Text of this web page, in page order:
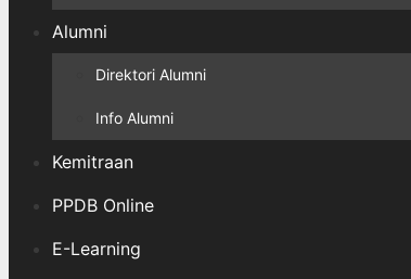
Alumni
Direktori Alumni
Info Alumni
Kemitraan
PPDB Online
E-Learning